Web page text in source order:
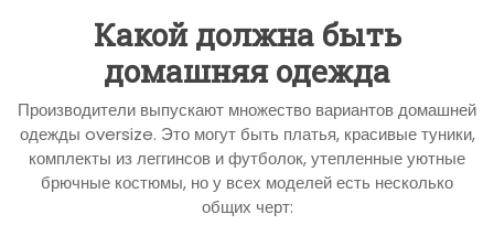
Какой должна быть
домашняя одежда
Производители выпускают множество вариантов домашней
одежды oversize. Это могут быть платья, красивые туники,
комплекты из леггинсов и футболок, утепленные уютные
брючные костюмы, но у всех моделей есть несколько
общих черт: